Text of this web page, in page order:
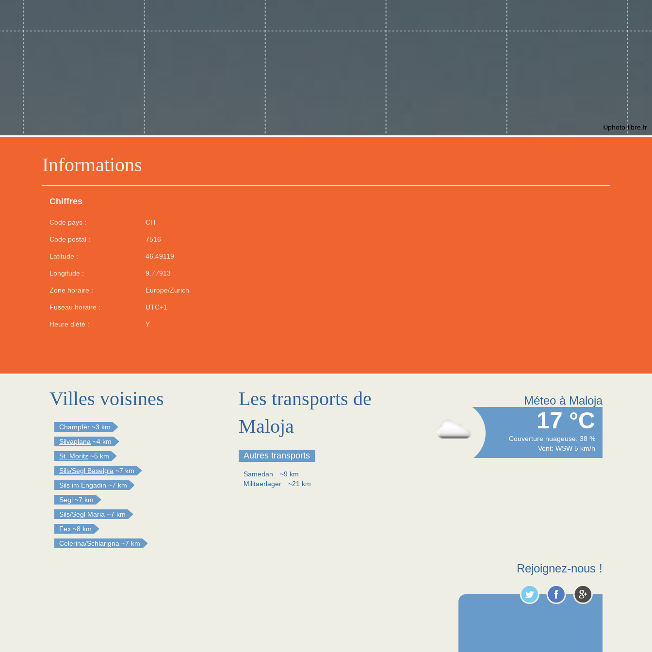
Informations
Chiffres
Code pays : CH
Code postal : 7516
Latitude : 46.49119
Longitude : 9.77913
Zone horaire : Europe/Zurich
Fuseau horaire : UTC+1
Heure d'été : Y
©photo-libre.fr
Villes voisines
Champfèr ~3 km
Silvaplana ~4 km
St. Moritz ~5 km
Sils/Segl Baselgia ~7 km
Sils im Engadin ~7 km
Segl ~7 km
Sils/Segl Maria ~7 km
Fex ~8 km
Celerina/Schlarigna ~7 km
Les transports de
Maloja
Autres transports
Samedan
~9 km
Militaerlager
~21 km
Méteo à Maloja
17 °C
Couverture nuageuse: 38 %
Vent: WSW 5 km/h
Rejoignez-nous !